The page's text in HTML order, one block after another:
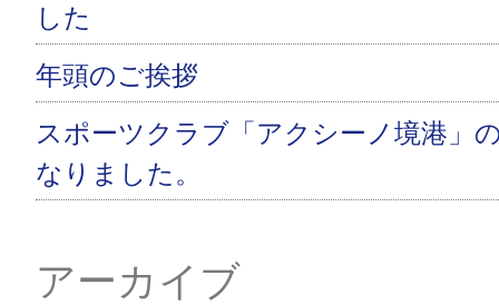
した
年頭のご挨拶
スポーツクラブ「アクシーノ境港」
なりました。
アーカイブ